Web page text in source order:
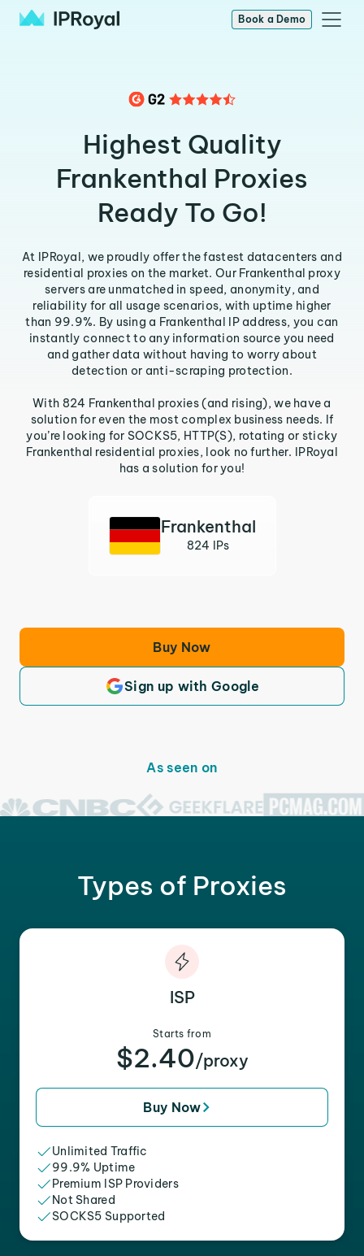
Book a Demo
Highest Quality
Frankenthal Proxies
Ready To Go!
At IPRoyal, we proudly offer the fastest datacenters and
residential proxies on the market. Our Frankenthal proxy
servers are unmatched in speed, anonymity, and
reliability for all usage scenarios, with uptime higher
than 99.9%. By using a Frankenthal IP address, you can
instantly connect to any information source you need
and gather data without having to worry about
detection or anti-scraping protection.
With 824 Frankenthal proxies (and rising), we have a
solution for even the most complex business needs. If
you’re looking for SOCKS5, HTTP(S), rotating or sticky
Frankenthal residential proxies, look no further. IPRoyal
has a solution for you!
Frankenthal
824 IPs
Buy Now
Sign up with Google
As seen on
Types of Proxies
ISP
Starts from
$2.40/proxy
Buy Now
Unlimited Traffic
99.9% Uptime
Premium ISP Providers
Not Shared
SOCKS5 Supported